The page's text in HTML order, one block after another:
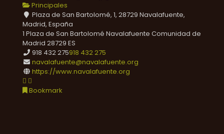
Principales
Plaza de San Bartolomé, 1, 28729 Navalafuente,
Madrid, España
1 Plaza de San Bartolomé Navalafuente Comunidad de
Madrid 28729 ES
918 432 275918 432 275
navalafuente@navalafuente.org
https://www.navalafuente.org
Bookmark